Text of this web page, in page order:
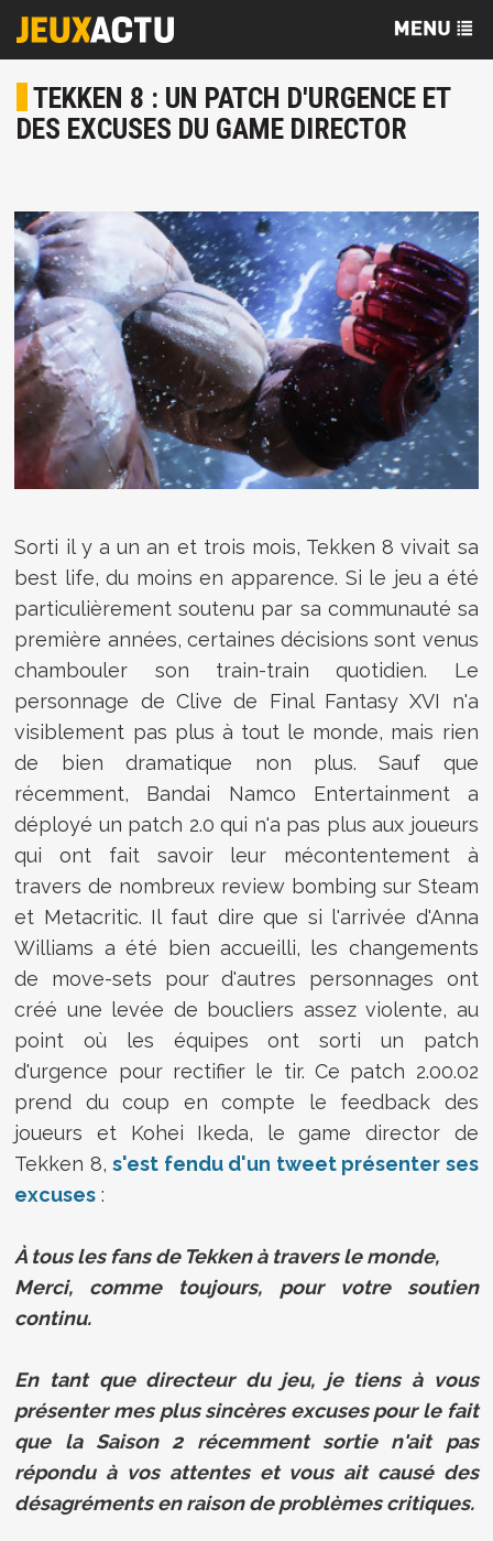
TEKKEN 8 : UN PATCH D'URGENCE ET
DES EXCUSES DU GAME DIRECTOR
Sorti il y a un an et trois mois, Tekken 8 vivait sa
best life, du moins en apparence. Si le jeu a été
particulièrement soutenu par sa communauté sa
première années, certaines décisions sont venus
chambouler son train-train quotidien. Le
personnage de Clive de Final Fantasy XVI n'a
visiblement pas plus à tout le monde, mais rien
de bien dramatique non plus. Sauf que
récemment, Bandai Namco Entertainment a
déployé un patch 2.0 qui n'a pas plus aux joueurs
qui ont fait savoir leur mécontentement à
travers de nombreux review bombing sur Steam
et Metacritic. Il faut dire que si l'arrivée d'Anna
Williams a été bien accueilli, les changements
de move-sets pour d'autres personnages ont
créé une levée de boucliers assez violente, au
point où les équipes ont sorti un patch
d'urgence pour rectifier le tir. Ce patch 2.00.02
prend du coup en compte le feedback des
joueurs et Kohei Ikeda, le game director de
Tekken 8,s'est fendu d'un tweet présenter ses
excuses :
À tous les fans de Tekken à travers le monde,
Merci, comme toujours, pour votre soutien
continu.
En tant que directeur du jeu, je tiens à vous
présenter mes plus sincères excuses pour le fait
que la Saison 2 récemment sortie n'ait pas
répondu à vos attentes et vous ait causé des
désagréments en raison de problèmes critiques.